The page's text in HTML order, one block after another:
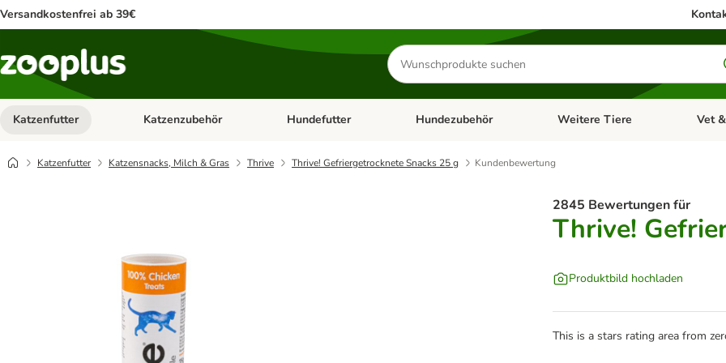
Versandkostenfrei ab 39€
Produkte
suchen
Katzenfutter Kategorie-Menü öffnen: Katzenfutter
Katzenzubehör Kategorie-Menü öffnen: Katzenzubehör
Hundefutter Kategorie-Menü öffnen: Hundefutter
Hundezubehör Kategorie-Menü öffnen:
Weitere Tiere Vet
Katzenfutter Katzensnacks, Milch & Gras Thrive Thrive! Gefriergetrocknete Snacks 25 g Kundenbewertung
2845 Bewertungen für
Thrive!
Produktbild hochladen
This is a stars rating area from